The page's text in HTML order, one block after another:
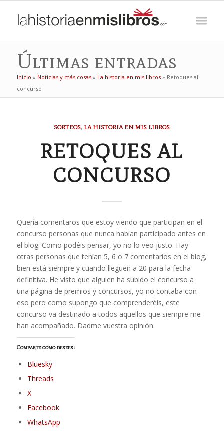
Últimas entradas
Inicio » Noticias y más cosas» La historia en mis libros» Retoques al
concurso
SORTEOS, LA HISTORIA EN MIS LIBROS
RETOQUES AL
CONCURSO
Quería comentaros que estoy viendo que participan en el
concurso personas que nunca habían participado antes en
el blog. Como podéis pensar, yo no lo veo justo. Hay
otras personas que tenían 5, 6 o 7 comentarios en el blog,
bien está siempre y cuando lleguen a 20 para la fecha
definitiva. He visto que alguien ha subido el concurso a
una página de premios y concursos, yo no contaba con
eso pero como supongo que comprenderéis, este
concurso va destinado a todos aquellos que siempre me
han acompañado. Dadme vuestra opinión.
Comparte como desees:
Bluesky
Threads
X
Facebook
WhatsApp